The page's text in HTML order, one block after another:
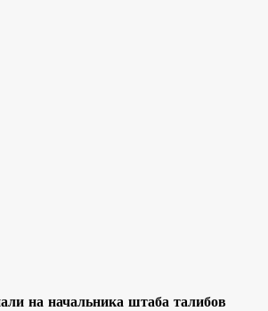
на начальника штаба талибов